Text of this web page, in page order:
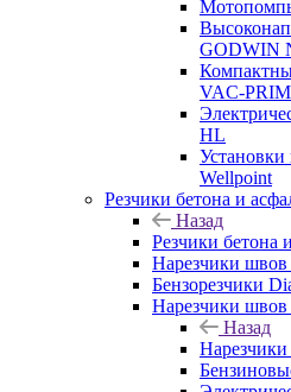
GODWIN
VAC-
HL
Wellpoint
Резчики бетона и
Назад
Резчики бетона
Нарезчики швов
Бензорезчики
Нарезчики швов
Назад